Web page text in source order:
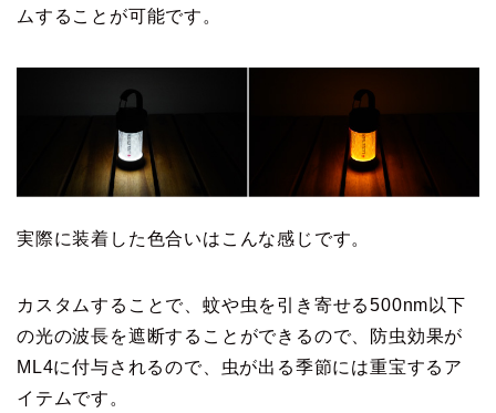
ムすることが可能です。
実際に装着した色合いはこんな感じです。
カスタムすることで、蚊や虫を引き寄せる500nm以下
の光の波長を遮断することができるので、防虫効果が
ML4に付与されるので、虫が出る季節には重宝するア
イテムです。